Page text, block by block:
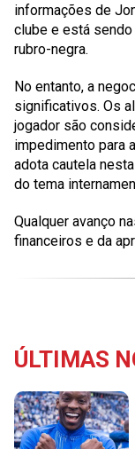
informações de
clube e está
rubro-negra.
No entanto, a
significativos. Os
jogador são
impedimento para
adota cautela
do tema
Qualquer avanço
financeiros e da
ÚLTIMAS